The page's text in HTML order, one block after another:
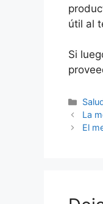
útil al
Si
de
La
El